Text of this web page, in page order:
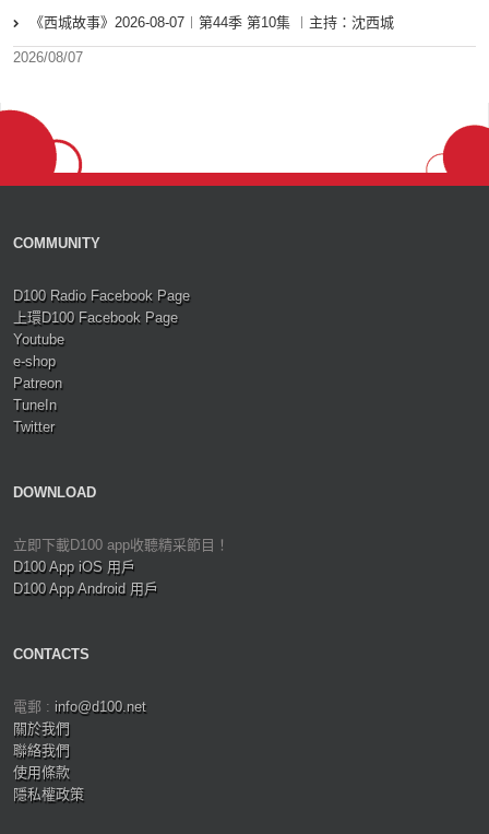
《西城故事》2026-08-07︱第44季 第10集 ︱主持：沈西城
2026/08/07
COMMUNITY
D100 Radio Facebook Page
上環D100 Facebook Page
Youtube
e-shop
Patreon
TuneIn
Twitter
DOWNLOAD
立即下載D100 app收聽精采節目！
D100 App iOS 用戶
D100 App Android 用戶
CONTACTS
電郵 : info@d100.net
關於我們
聯絡我們
使用條款
隱私權政策